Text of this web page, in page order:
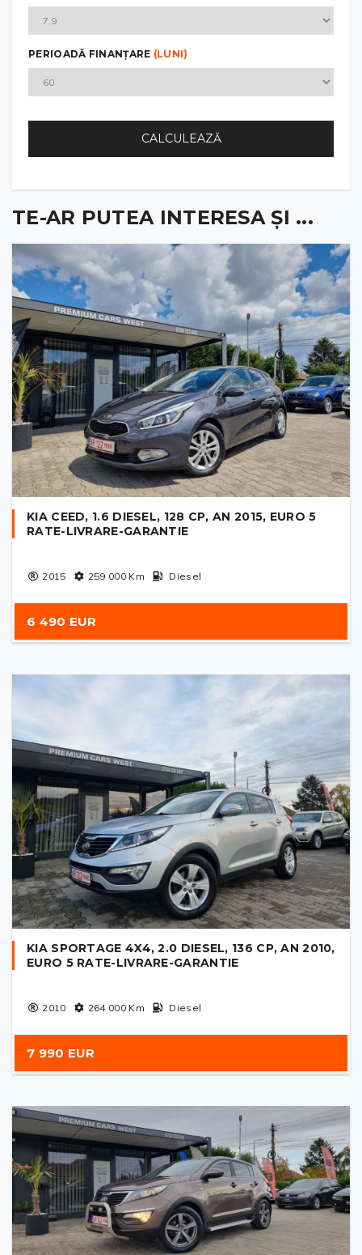
PERIOADĂ FINANȚARE (LUNI)
CALCULEAZĂ
TE-AR PUTEA INTERESA ȘI ...
KIA CEED, 1.6 DIESEL, 128 CP, AN 2015, EURO 5
RATE-LIVRARE-GARANTIE
2015 259 000Km Diesel
6 490 EUR
KIA SPORTAGE 4X4, 2.0 DIESEL, 136 CP, AN 2010,
EURO 5 RATE-LIVRARE-GARANTIE
2010 264 000Km Diesel
7 990 EUR